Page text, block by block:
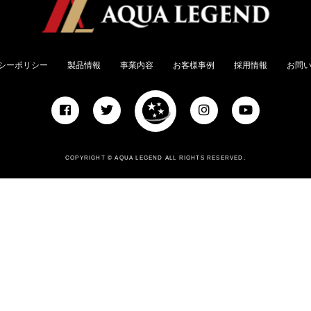
ーポリシー 製品情報 事業内容 お客様事例 採用情報 お問
COPYRIGHT © AQUA LEGEND ALL RIGHTS RESERVED.